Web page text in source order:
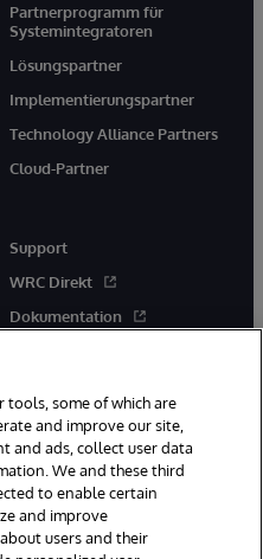
Partnerprogramm für
Systemintegratoren
Lösungspartner
Implementierungspartner
Technology Alliance Partners
Cloud-Partner
Support
WRC Direkt
Dokumentation
Boston, MA. Alle Rechte
tools, some of which are
and improve our site,
and ads, collect user data
We and these third
to enable certain
and improve
users and their